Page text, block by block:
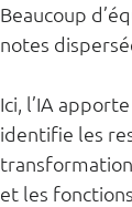
Beaucoup
notes
Ici, l’IA
identifie les
et les